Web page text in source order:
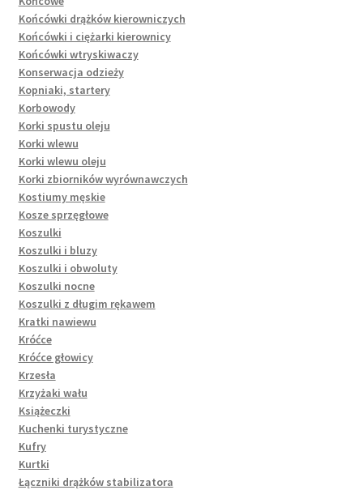
Końcówki drążków kierowniczych
Końcówki i ciężarki kierownicy
Końcówki wtryskiwaczy
Konserwacja odzieży
Kopniaki, startery
Korbowody
Korki spustu oleju
Korki wlewu
Korki wlewu oleju
Korki zbiorników wyrównawczych
Kostiumy męskie
Kosze sprzęgłowe
Koszulki
Koszulki i bluzy
Koszulki i obwoluty
Koszulki nocne
Koszulki z długim rękawem
Kratki nawiewu
Króćce
Króćce głowicy
Krzesła
Krzyżaki wału
Książeczki
Kuchenki turystyczne
Kufry
Kurtki
Łączniki drążków stabilizatora